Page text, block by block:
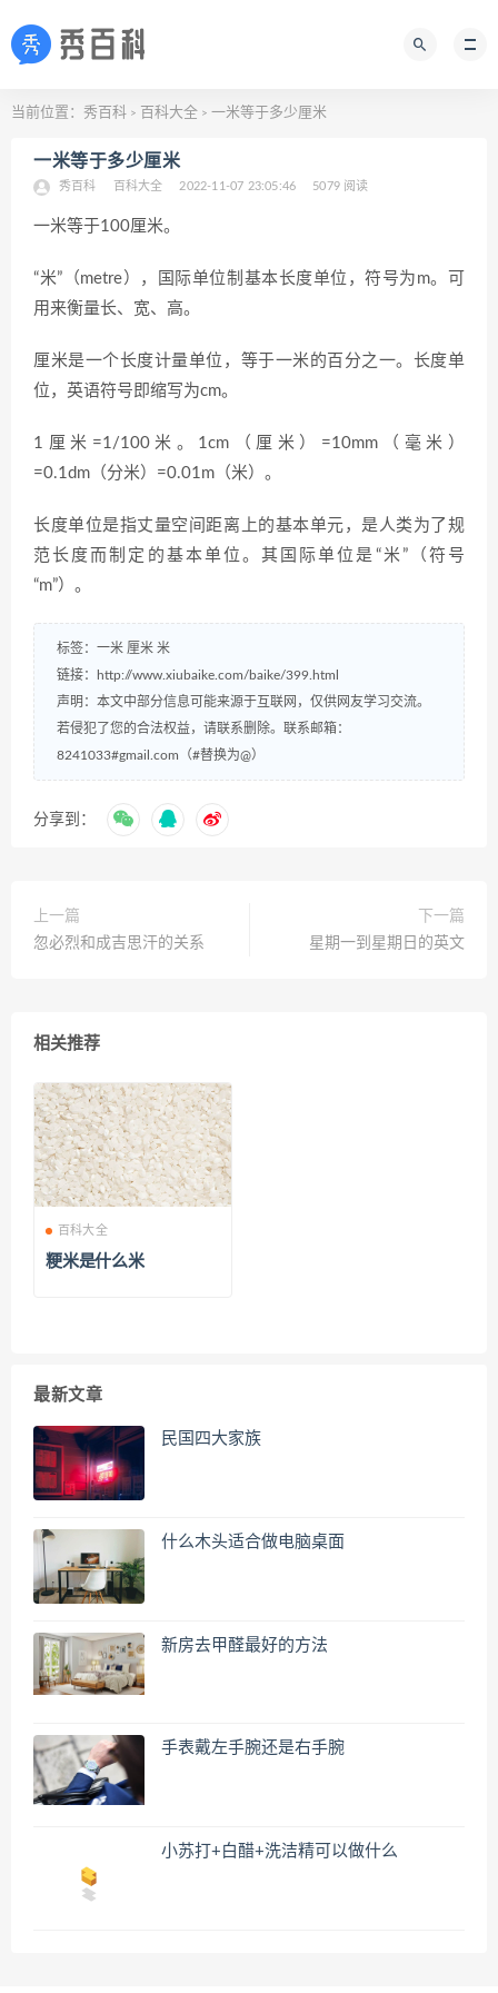
当前位置： 秀百科 > 百科大全 > 一米等于多少厘米
一米等于多少厘米
秀百科 百科大全 2022-11-07 23:05:46 5079 阅读
一米等于100厘米。
“米”（metre），国际单位制基本长度单位，符号为m。可
用来衡量长、宽、高。
厘米是一个长度计量单位，等于一米的百分之一。长度单
位，英语符号即缩写为cm。
1厘米=1/100米。1cm（厘米）=10mm（毫米）
=0.1dm（分米）=0.01m（米）。
长度单位是指丈量空间距离上的基本单元，是人类为了规
范长度而制定的基本单位。其国际单位是“米”（符号
“m”）。
标签： 一米 厘米 米
链接：
http://www.xiubaike.com/baike/399.html
声明：本文中部分信息可能来源于互联网，仅供网友学习交流。
若侵犯了您的合法权益，请联系删除。联系邮箱：
8241033#gmail.com（#替换为@）
分享到：
上一篇
忽必烈和成吉思汗的关系
下一篇
星期一到星期日的英文
相关推荐
百科大全
粳米是什么米
最新文章
民国四大家族
什么木头适合做电脑桌面
新房去甲醛最好的方法
手表戴左手腕还是右手腕
小苏打+白醋+洗洁精可以做什么